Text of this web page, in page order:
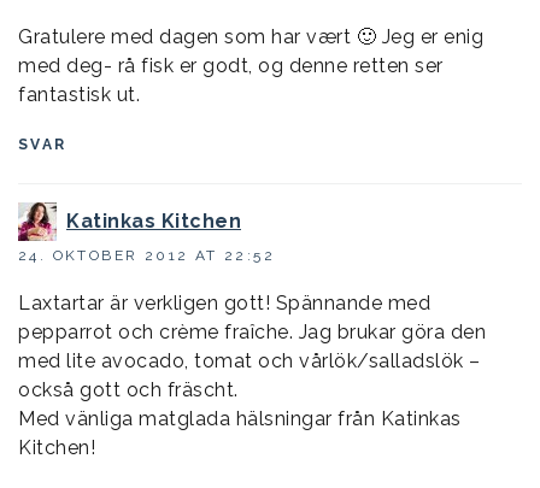
Gratulere med dagen som har vært 🙂 Jeg er enig
med deg- rå fisk er godt, og denne retten ser
fantastisk ut.
SVAR
Katinkas Kitchen
24. OKTOBER 2012 AT 22:52
Laxtartar är verkligen gott! Spännande med
pepparrot och crème fraîche. Jag brukar göra den
med lite avocado, tomat och vårlök/salladslök –
också gott och fräscht.
Med vänliga matglada hälsningar från Katinkas
Kitchen!